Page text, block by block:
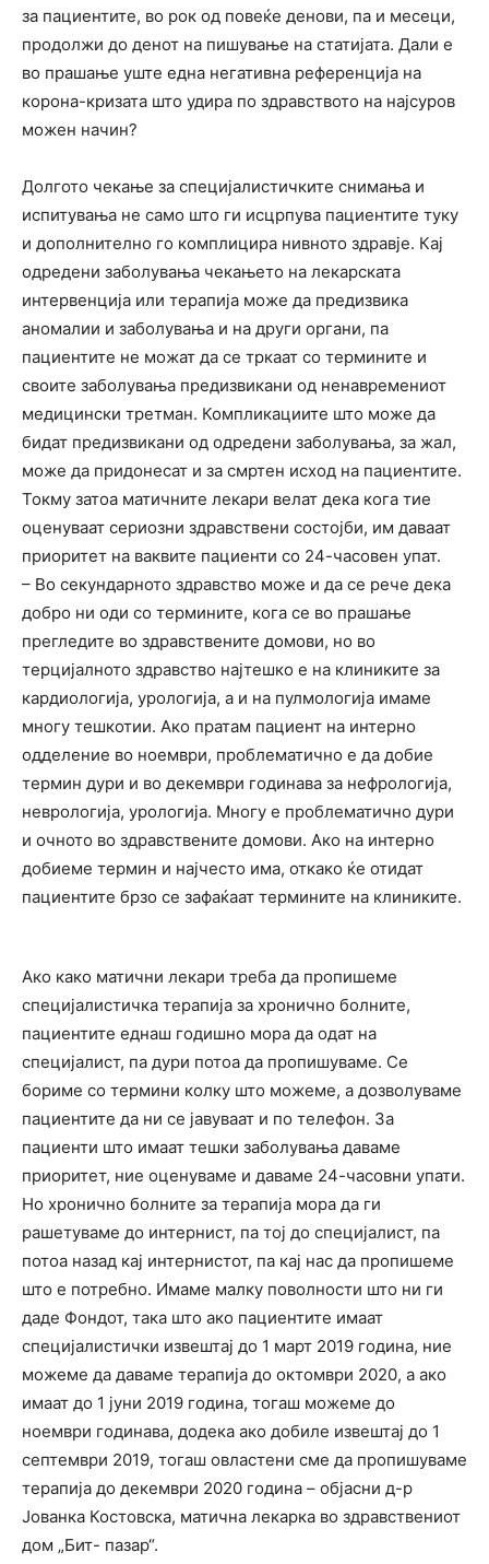
за пациентите, во рок од повеќе денови, па и месеци,
продолжи до денот на пишување на статијата. Дали е
во прашање уште една негативна референција на
корона-кризата што удира по здравството на најсуров
можен начин?
Долгото чекање за специјалистичките снимања и
испитувања не само што ги исцрпува пациентите туку
и дополнително го комплицира нивното здравје. Кај
одредени заболувања чекањето на лекарската
интервенција или терапија може да предизвика
аномалии и заболувања и на други органи, па
пациентите не можат да се тркаат со термините и
своите заболувања предизвикани од ненавремениот
медицински третман. Компликациите што може да
бидат предизвикани од одредени заболувања, за жал,
може да придонесат и за смртен исход на пациентите.
Токму затоа матичните лекари велат дека кога тие
оценуваат сериозни здравствени состојби, им даваат
приоритет на ваквите пациенти со 24-часовен упат.
– Во секундарното здравство може и да се рече дека
добро ни оди со термините, кога се во прашање
прегледите во здравствените домови, но во
терцијалното здравство најтешко е на клиниките за
кардиологија, урологија, а и на пулмологија имаме
многу тешкотии. Ако пратам пациент на интерно
одделение во ноември, проблематично е да добие
термин дури и во декември годинава за нефрологија,
неврологија, урологија. Многу е проблематично дури
и очното во здравствените домови. Ако на интерно
добиеме термин и најчесто има, откако ќе отидат
пациентите брзо се зафаќаат термините на клиниките.
Ако како матични лекари треба да пропишеме
специјалистичка терапија за хронично болните,
пациентите еднаш годишно мора да одат на
специјалист, па дури потоа да пропишуваме. Се
бориме со термини колку што можеме, а дозволуваме
пациентите да ни се јавуваат и по телефон. За
пациенти што имаат тешки заболувања даваме
приоритет, ние оценуваме и даваме 24-часовни упати.
Но хронично болните за терапија мора да ги
рашетуваме до интернист, па тој до специјалист, па
потоа назад кај интернистот, па кај нас да пропишеме
што е потребно. Имаме малку поволности што ни ги
даде Фондот, така што ако пациентите имаат
специјалистички извештај до 1 март 2019 година, ние
можеме да даваме терапија до октомври 2020, а ако
имаат до 1 јуни 2019 година, тогаш можеме до
ноември годинава, додека ако добиле извештај до 1
септември 2019, тогаш овластени сме да пропишуваме
терапија до декември 2020 година – објасни д-р
Јованка Костовска, матична лекарка во здравствениот
дом „Бит- пазар“.